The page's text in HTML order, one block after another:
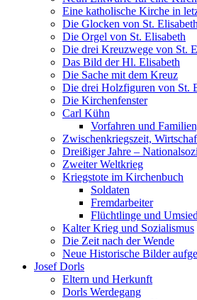
Eine katholische Kirche in
Die Glocken von St. Elisabeth
Die Orgel von St. Elisabeth
Die drei Kreuzwege von St.
Das Bild der Hl. Elisabeth
Die Sache mit dem Kreuz
Die drei Holzfiguren von St.
Die Kirchenfenster
Carl Kühn
Vorfahren und
Zwischenkriegszeit,
Dreißiger Jahre –
Zweiter Weltkrieg
Kriegstote im Kirchenbuch
Soldaten
Fremdarbeiter
Flüchtlinge und
Kalter Krieg und Sozialismus
Die Zeit nach der Wende
Neue Historische Bilder
Josef Dorls
Eltern und Herkunft
Dorls Werdegang